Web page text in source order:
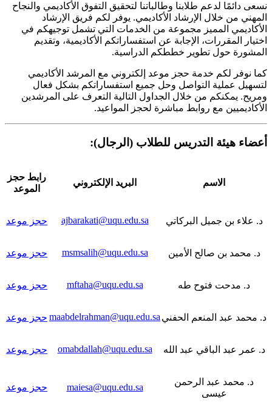
نسعى دائمًا لدعم طلابنا وطالباتنا لتحقيق التفوق الأكاديمي والنجاح
المهني من خلال الإرشاد الأكاديمي. يوفر لكم فريق الإرشاد
الأكاديمي المميز مجموعة من الخدمات التي تشمل توجيهكم في
اختيار المقررات، الإجابة عن استفساراتكم الأكاديمية، وتقديم
المشورة حول تطوير خططكم الدراسية.
كما نوفر لكم خدمة حجز موعد إلكتروني مع المرشد الأكاديمي
لتسهيل عملية التواصل وحل جميع استفساراتكم بشكل فعال
ومريح. يمكنكم من خلال الجداول التالية التعرف على المرشدين
الأكاديميين مع روابط مباشرة لحجز المواعيد.
أعضاء هيئة التدريس للطلاب (الرجال):
الاسم البريد الإلكتروني
رابط حجز
الموعد
د. علاء بن جميل البركاتي ajbarakati@uqu.edu.sa حجز موعد
د. محمد بن صالح الأمين msmsalih@uqu.edu.sa حجز موعد
د. مدحت فتوح طه mftaha@uqu.edu.sa حجز موعد
د. محمد عبد المنعم الحفني maabdelrahman@uqu.edu.sa حجز موعد
د. عمر عبد الباقي عبد الله omabdallah@uqu.edu.sa حجز موعد
د. محمد عبد الرحمن
عيسى
maiesa@uqu.edu.sa حجز موعد